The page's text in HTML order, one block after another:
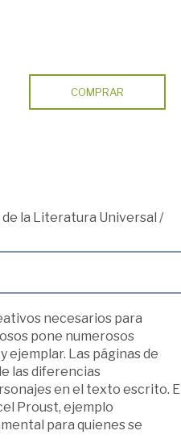
COMPRAR
la Literatura Universal /
necesarios para
pone numerosos
Las páginas de
las diferencias
en el texto escrito. El
Proust, ejemplo
para quienes se